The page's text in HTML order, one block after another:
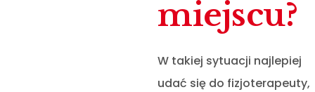
miejscu?
W takiej sytuacji najlepiej
udać się do fizjoterapeuty,